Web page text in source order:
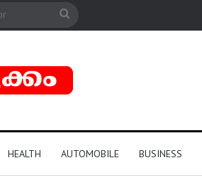
Search
HEALTH AUTOMOBILE BUSINESS